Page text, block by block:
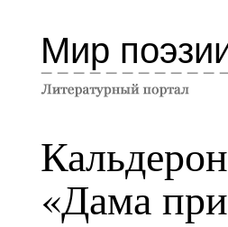
Мир
«Дама